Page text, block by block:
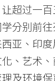
超过一
分别前往
亚、印
、艺术
及环境保